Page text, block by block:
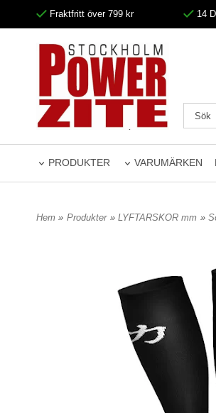
Fraktfritt över 799 kr 14
PRODUKTER VARUMÄRKEN
Hem » Produkter » LYFTARSKOR mm »